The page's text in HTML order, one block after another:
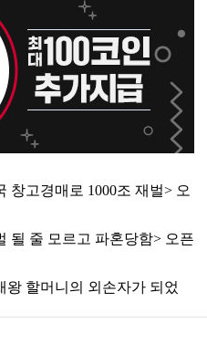
창고경매로 1000조 재벌> 오
될 줄 모르고 파혼당함> 오픈
왕 할머니의 외손자가 되었